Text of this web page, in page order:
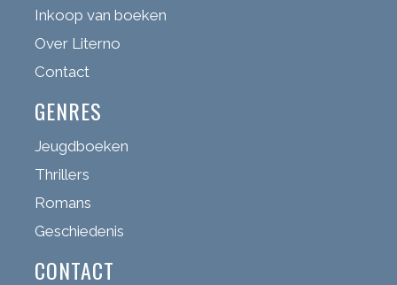
Inkoop van boeken
Over Literno
Contact
GENRES
Jeugdboeken
Thrillers
Romans
Geschiedenis
CONTACT